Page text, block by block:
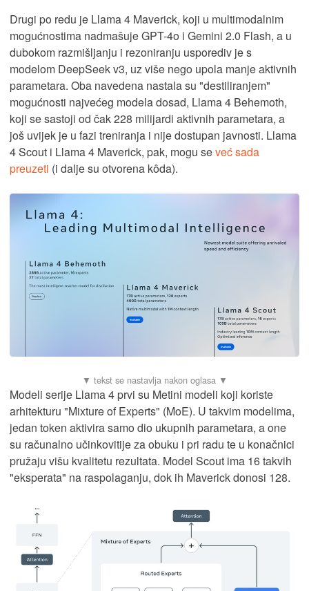
Drugi po redu je Llama 4 Maverick, koji u multimodalnim
mogućnostima nadmašuje GPT-4o i Gemini 2.0 Flash, a u
dubokom razmišljanju i rezoniranju usporediv je s
modelom DeepSeek v3, uz više nego upola manje aktivnih
parametara. Oba navedena nastala su "destiliranjem"
mogućnosti najvećeg modela dosad, Llama 4 Behemoth,
koji se sastoji od čak 228 milijardi aktivnih parametara, a
još uvijek je u fazi treniranja i nije dostupan javnosti. Llama
4 Scout i Llama 4 Maverick, pak, mogu seveć sada
preuzeti (i dalje su otvorena kôda).
Modeli serije Llama 4 prvi su Metini modeli koji koriste
arhitekturu "Mixture of Experts" (MoE). U takvim modelima,
jedan token aktivira samo dio ukupnih parametara, a one
su računalno učinkovitije za obuku i pri radu te u konačnici
pružaju višu kvalitetu rezultata. Model Scout ima 16 takvih
"eksperata" na raspolaganju, dok ih Maverick donosi 128.